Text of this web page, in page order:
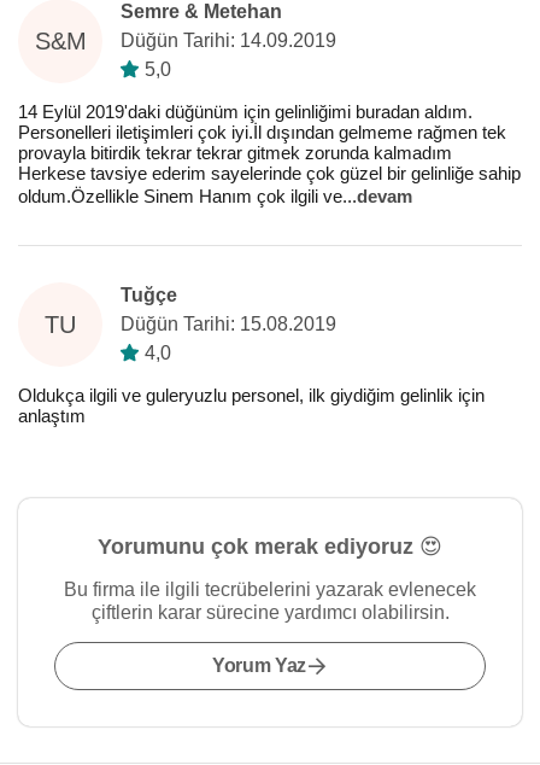
S&M
Semre & Metehan
Düğün Tarihi: 14.09.2019
5,0
14 Eylül 2019'daki düğünüm için gelinliğimi buradan aldım.
Personelleri iletişimleri çok iyi.İl dışından gelmeme rağmen tek
provayla bitirdik tekrar tekrar gitmek zorunda kalmadım
Herkese tavsiye ederim sayelerinde çok güzel bir gelinliğe sahip
oldum.Özellikle Sinem Hanım çok ilgili ve...devam
TU
Tuğçe
Düğün Tarihi: 15.08.2019
4,0
Oldukça ilgili ve guleryuzlu personel, ilk giydiğim gelinlik için
anlaştım
Yorumunu çok merak ediyoruz 😍
Bu firma ile ilgili tecrübelerini yazarak evlenecek
çiftlerin karar sürecine yardımcı olabilirsin.
Yorum Yaz